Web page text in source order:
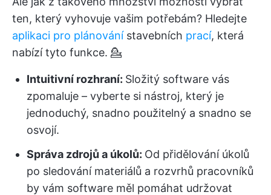
ten, který vyhovuje vašim potřebám? Hledejte
aplikaci pro plánovánístavebních prací, která
nabízí tyto funkce. 💁
Intuitivní rozhraní: Složitý software vás
zpomaluje – vyberte si nástroj, který je
jednoduchý, snadno použitelný a snadno se
osvojí.
Správa zdrojů a úkolů: Od přidělování úkolů
po sledování materiálů a rozvrhů pracovníků
by vám software měl pomáhat udržovat